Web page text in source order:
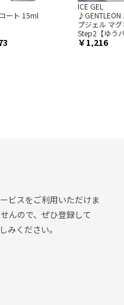
ート 15ml
ICE GEL
プジェル マ
Step2【ゆう
1,216
ビスをご利用いただけま
んので、ぜひ登録して
みください。